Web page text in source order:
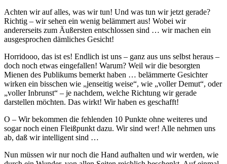
Achten wir auf alles, was wir tun! Und was tun wir jetzt gerade?
Richtig – wir sehen ein wenig belämmert aus! Wobei wir
andererseits zum Äußersten entschlossen sind … wir machen ein
ausgesprochen dämliches Gesicht!
Horridooo, das ist es! Endlich ist uns – ganz aus uns selbst heraus –
doch noch etwas eingefallen! Warum? Weil wir die besorgten
Mienen des Publikums bemerkt haben … belämmerte Gesichter
wirken ein bisschen wie „jenseitig weise“, wie „voller Demut“, oder
„voller Inbrunst“ – je nachdem, welche Richtung wir gerade
darstellen möchten. Das wirkt! Wir haben es geschafft!
O – Wir bekommen die fehlenden 10 Punkte ohne weiteres und
sogar noch einen Fleißpunkt dazu. Wir sind wer! Alle nehmen uns
ab, daß wir intelligent sind …
Nun müssen wir nur noch die Hand aufhalten und wir werden, wie